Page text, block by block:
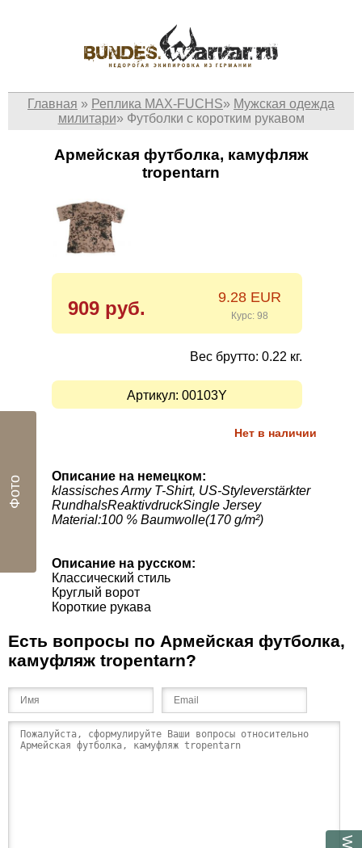
Главная » Реплика MAX-FUCHS» Мужская одежда
милитари» Футболки c коротким рукавом
Армейская футболка, камуфляж
tropentarn
909 руб. 9.28 EUR
Курс: 98
Вес брутто: 0.22 кг.
Артикул: 00103Y
Нет в наличии
Описание на немецком:
klassisches Army T-Shirt, US-Styleverstärkter
RundhalsReaktivdruckSingle Jersey
Material:100 % Baumwolle(170 g/m²)
Описание на русском:
Классический стиль
Круглый ворот
Короткие рукава
Есть вопросы по Армейская футболка,
камуфляж tropentarn?
Фото